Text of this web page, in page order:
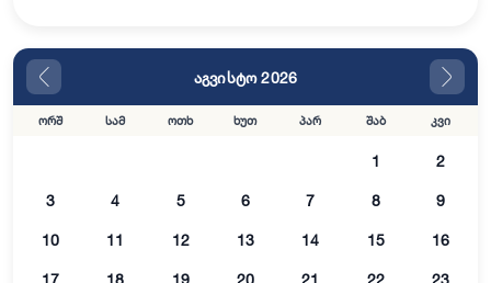
აგვისტო 2026
ორშ სამ ოთხ ხუთ პარ შაბ კვი
1 2
3 4 5 6 7 8 9
10 11 12 13 14 15 16
17 18 19 20 21 22 23